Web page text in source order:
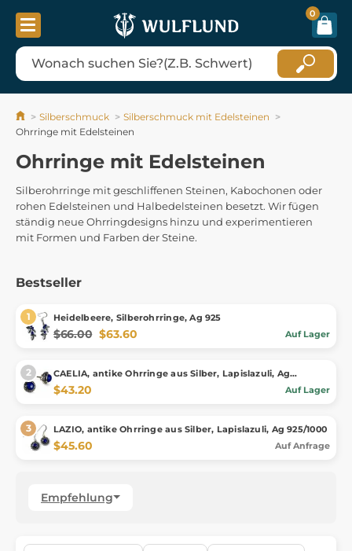
0
Silberschmuck
Silberschmuck mit Edelsteinen
Ohrringe mit Edelsteinen
Ohrringe mit Edelsteinen
Silberohrringe mit geschliffenen Steinen, Kabochonen oder
rohen Edelsteinen und Halbedelsteinen besetzt. Wir fügen
ständig neue Ohrringdesigns hinzu und experimentieren
mit Formen und Farben der Steine.
Bestseller
Heidelbeere, Silberohrringe, Ag 925
$66.00 $63.60 Auf Lager
CAELIA, antike Ohrringe aus Silber, Lapislazuli, Ag
925/1000
$43.20 Auf Lager
LAZIO, antike Ohrringe aus Silber, Lapislazuli, Ag 925/1000
$45.60 Auf Anfrage
Empfehlung